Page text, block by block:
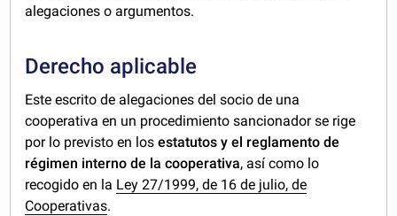
alegaciones o argumentos.
Derecho aplicable
Este escrito de alegaciones del socio de una
cooperativa en un procedimiento sancionador se rige
por lo previsto en losestatutos y el reglamento de
régimen interno de la cooperativa, así como lo
recogido en la Ley 27/1999, de 16 de julio, de
Cooperativas.